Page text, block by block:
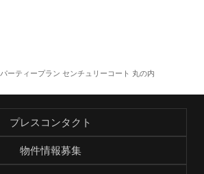
パーティープラン センチュリーコート 丸の内
プレスコンタクト
物件情報募集